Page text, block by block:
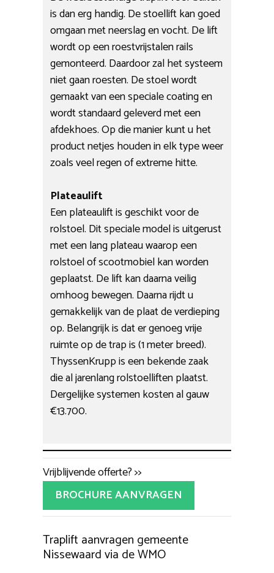
is dan erg handig. De stoellift kan goed
omgaan met neerslag en vocht. De lift
wordt op een roestvrijstalen rails
gemonteerd. Daardoor zal het systeem
niet gaan roesten. De stoel wordt
gemaakt van een speciale coating en
wordt standaard geleverd met een
afdekhoes. Op die manier kunt u het
product netjes houden in elk type weer
zoals veel regen of extreme hitte.
Plateaulift
Een plateaulift is geschikt voor de
rolstoel. Dit speciale model is uitgerust
met een lang plateau waarop een
rolstoel of scootmobiel kan worden
geplaatst. De lift kan daarna veilig
omhoog bewegen. Daarna rijdt u
gemakkelijk van de plaat de verdieping
op. Belangrijk is dat er genoeg vrije
ruimte op de trap is (1 meter breed).
ThyssenKrupp is een bekende zaak
die al jarenlang rolstoelliften plaatst.
Dergelijke systemen kosten al gauw
€13.700.
Vrijblijvende offerte? >>
BROCHURE AANVRAGEN
Traplift aanvragen gemeente
Nissewaard via de WMO